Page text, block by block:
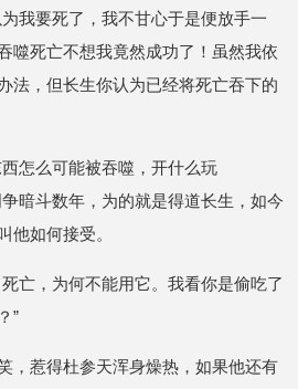
我要死了，我不甘心于是便放手一
噬死亡不想我竟然成功了！虽然我依
法，但长生你认为已经将死亡吞下的
怎么可能被吞噬，开什么玩
暗斗数年，为的就是得道长生，如今
他如何接受。
亡，为何不能用它。我看你是偷吃了
”
，惹得杜参天浑身燥热，如果他还有